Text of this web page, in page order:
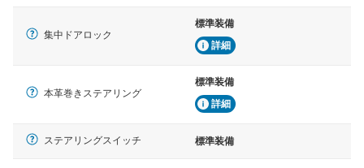
集中ドアロック
標準装備
詳細
本革巻きステアリング
標準装備
詳細
ステアリングスイッチ 標準装備